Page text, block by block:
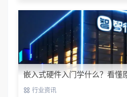
嵌入式硬件入门学什么？看懂
行业资讯